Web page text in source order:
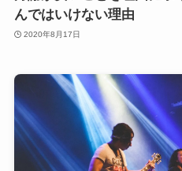
んではいけない理由
2020年8月17日